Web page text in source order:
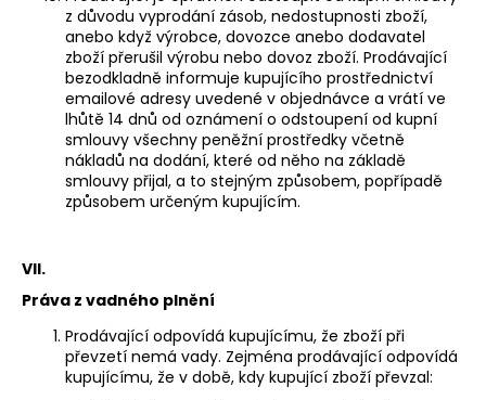
z důvodu vyprodání zásob, nedostupnosti zboží,
anebo když výrobce, dovozce anebo dodavatel
zboží přerušil výrobu nebo dovoz zboží. Prodávající
bezodkladně informuje kupujícího prostřednictví
emailové adresy uvedené v objednávce a vrátí ve
lhůtě 14 dnů od oznámení o odstoupení od kupní
smlouvy všechny peněžní prostředky včetně
nákladů na dodání, které od něho na základě
smlouvy přijal, a to stejným způsobem, popřípadě
způsobem určeným kupujícím.
VII.
Práva z vadného plnění
Prodávající odpovídá kupujícímu, že zboží při
převzetí nemá vady. Zejména prodávající odpovídá
kupujícímu, že v době, kdy kupující zboží převzal: